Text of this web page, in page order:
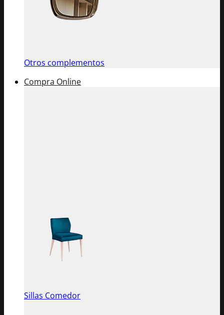
Otros complementos
Compra Online
Sillas Comedor